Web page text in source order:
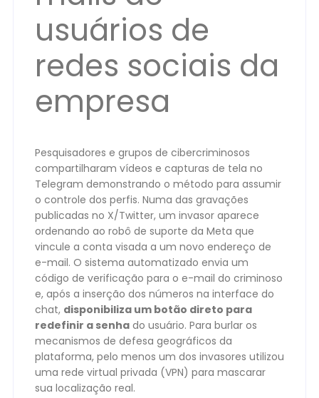
usuários de
redes sociais da
empresa
Pesquisadores e grupos de cibercriminosos
compartilharam vídeos e capturas de tela no
Telegram demonstrando o método para assumir
o controle dos perfis. Numa das gravações
publicadas no X/Twitter, um invasor aparece
ordenando ao robô de suporte da Meta que
vincule a conta visada a um novo endereço de
e-mail. O sistema automatizado envia um
código de verificação para o e-mail do criminoso
e, após a inserção dos números na interface do
chat, disponibiliza um botão direto para
redefinir a senha do usuário. Para burlar os
mecanismos de defesa geográficos da
plataforma, pelo menos um dos invasores utilizou
uma rede virtual privada (VPN) para mascarar
sua localização real.